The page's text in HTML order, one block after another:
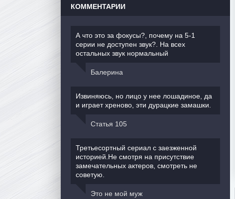
КОММЕНТАРИИ
А что это за фокусы?, почему на 5-1
серии не доступен звук?. На всех
остальных звук нормальный
Балерина
Извиняюсь, но лицо у нее лошадиное, да
и играет хреново, эти дурацкие замашки.
Статья 105
Третьесортный сериал с заезженной
историей.Не смотря на присутствие
замечательных актеров, смотреть не
советую.
Это не мой муж